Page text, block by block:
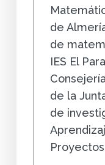
de
de
IES El
de la
de